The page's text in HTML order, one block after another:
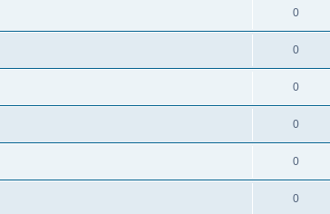
0
0
0
0
0
0